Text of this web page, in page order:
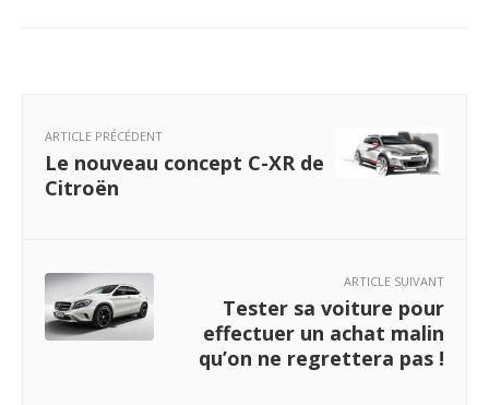
ARTICLE PRÉCÉDENT
Le nouveau concept C-XR de
Citroën
ARTICLE SUIVANT
Tester sa voiture pour
effectuer un achat malin
qu’on ne regrettera pas !